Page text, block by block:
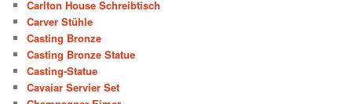
Carlton House Schreibtisch
Carver Stühle
Casting Bronze
Casting Bronze Statue
Casting-Statue
Cavaiar Servier Set